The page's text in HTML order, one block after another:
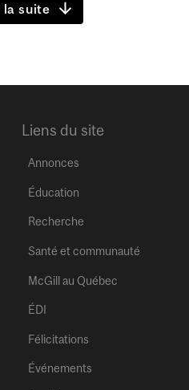
la suite
Liens du site
Annonces
Éducation
Recherche
Santé et communauté
McGill au Québec
ÉDI
Félicitations
Événements